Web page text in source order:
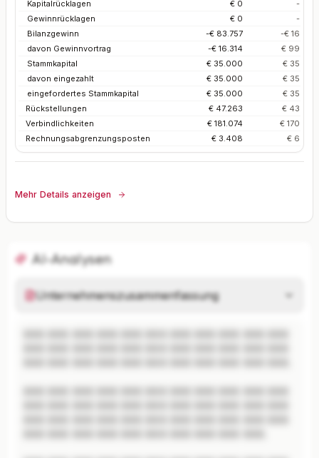
Kapitalrücklagen € 0
-
Gewinnrücklagen
€ 0
-
Bilanzgewinn
-€ 83.757
-€ 16
davon Gewinnvortrag
-€ 16.314
€ 99
Stammkapital
€ 35.000
€ 35
davon eingezahlt
€ 35.000
€ 35
eingefordertes Stammkapital
€ 35.000
€ 35
Rückstellungen
€ 47.263
€ 43
Verbindlichkeiten
€ 181.074
€ 170
Rechnungsabgrenzungsposten
€ 3.408 € 6
Mehr Details anzeigen
AI-Analysen
Unternehmenszusammenfassung